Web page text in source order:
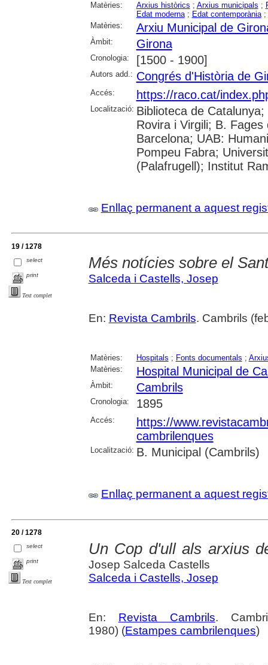
Matèries: Arxius històrics ; Arxius municipals ;
Edat moderna; Edat contemporània;
Matèries:
Arxiu Municipal de
Àmbit: Girona
Cronologia: [1500 - 1900]
Autors add.: Congrés d'Història de
Accés: https://raco.cat/
Localització: Biblioteca de
Rovira i Virgili; B.
Barcelona; UAB:
Pompeu Fabra;
(Palafrugell); Institut
Enllaç permanent a aquest
19 / 1278
select
print
Text complet
Més notícies sobre el
Salceda i Castells, Josep
En: Revista Cambrils. Cambrils
Matèries: Hospitals ; Fonts documentals ;
Matèries:
Hospital Municipal de
Àmbit: Cambrils
Cronologia: 1895
Accés:
https://
cambrilenques
Localització: B. Municipal (Cambrils)
Enllaç permanent a aquest
20 / 1278
select
print
Text complet
Un Cop d'ull als arxius
Josep Salceda Castells
Salceda i Castells, Josep
En: Revista Cambrils.
1980) (Estampes cambrilenques)